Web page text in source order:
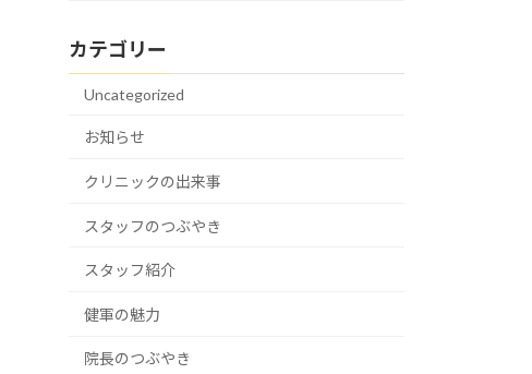
カテゴリー
Uncategorized
お知らせ
クリニックの出来事
スタッフのつぶやき
スタッフ紹介
健軍の魅力
院長のつぶやき